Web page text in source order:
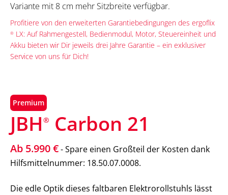
Variante mit 8 cm mehr Sitzbreite verfügbar.
Profitiere von den erweiterten Garantiebedingungen des ergoflix
® LX: Auf Rahmengestell, Bedienmodul, Motor, Steuereinheit und
Akku bieten wir Dir jeweils drei Jahre Garantie – ein exklusiver
Service von uns für Dich!
Premium
JBH ® Carbon 21
Ab 5.990 €- Spare einen Großteil der Kosten dank
Hilfsmittelnummer: 18.50.07.0008.
Die edle Optik dieses faltbaren Elektrorollstuhls lässt